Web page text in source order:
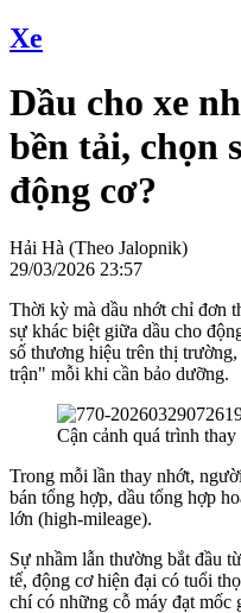
Xe
Dầu cho xe
bền tải, chọn
động cơ?
Hải Hà (Theo Jalopnik)
29/03/2026 23:57
Thời kỳ mà dầu nhớt chỉ đơn
sự khác biệt giữa dầu cho
số thương hiệu trên thị
trận" mỗi khi cần bảo dưỡng.
Cận cảnh quá trình
Trong mỗi lần thay nhớt,
bán tổng hợp, dầu tổng hợp
lớn (high-mileage).
Sự nhầm lẫn thường bắt đầu
tế, động cơ hiện đại có tuổi
chí có những cỗ máy đạt mốc